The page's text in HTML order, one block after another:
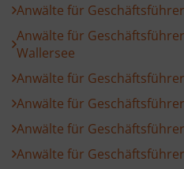
Anwälte für
Anwälte für
Wallersee
Anwälte für
Anwälte für
Anwälte für
Anwälte für